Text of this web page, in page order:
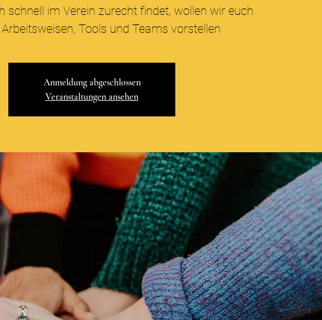
schnell im Verein zurecht findet, wollen wir euch
Tools und Teams vorstellen
Anmeldung abgeschlossen
Veranstaltungen ansehen